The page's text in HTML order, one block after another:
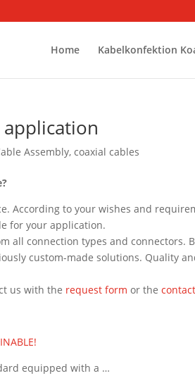
Home Kabelkonfektion
application
Assembly,coaxial cables
According to your wishes and
for your application.
all connection types and connectors.
custom-made solutions. Quality
us with the request form or the
equipped with a …